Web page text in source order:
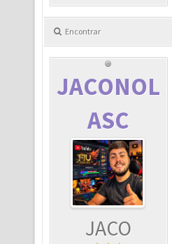
Encontrar
JACONOL
ASC
JACO